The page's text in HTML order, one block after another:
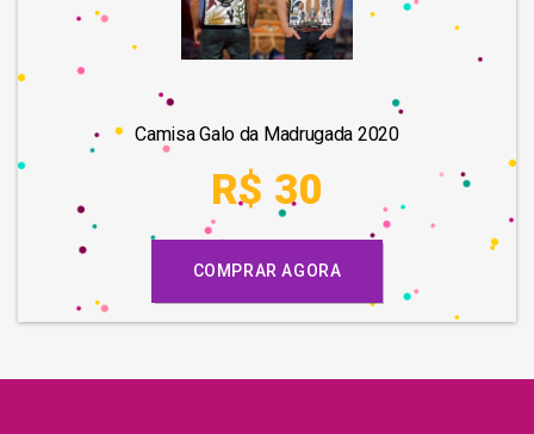
Camisa Galo da Madrugada 2020
R$ 30
COMPRAR AGORA